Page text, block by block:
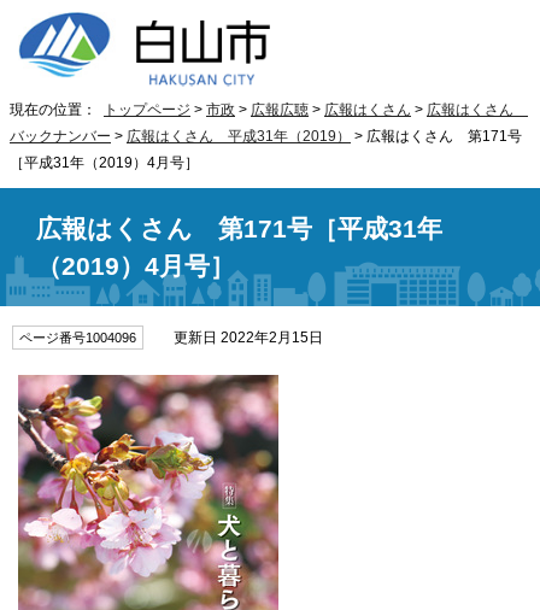
現在の位置： トップページ > 市政 > 広報広聴 > 広報はくさん > 広報はくさん
バックナンバー > 広報はくさん 平成31年（2019）
> 広報はくさん 第171号
［平成31年（2019）4月号］
広報はくさん 第171号［平成31年
（2019）4月号］
ページ番号1004096 更新日 2022年2月15日